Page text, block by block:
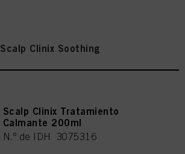
Scalp Clinix Soothing
Scalp Clinix Tratamiento
Calmante 200ml
N.º de IDH 3075316